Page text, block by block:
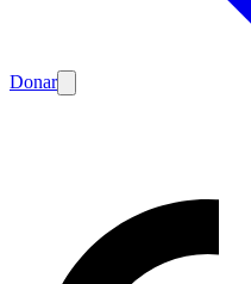
Donar